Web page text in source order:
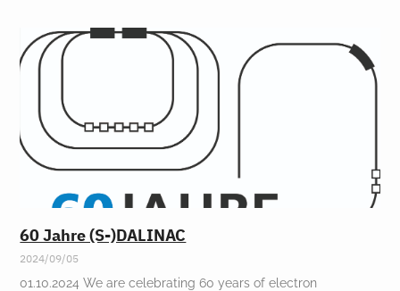
60 Jahre (S-)DALINAC
2024/09/05
01.10.2024 We are celebrating 60 years of electron